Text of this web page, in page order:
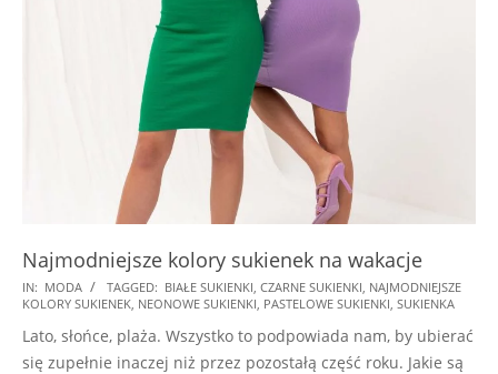
Najmodniejsze kolory sukienek na wakacje
2018-
07-
28
IN: MODA TAGGED: BIAŁE SUKIENKI CZARNE SUKIENKI NAJMODNIEJSZE
KOLORY SUKIENEK NEONOWE SUKIENKI PASTELOWE SUKIENKI SUKIENKA
Lato, słońce, plaża. Wszystko to podpowiada nam, by ubierać
się zupełnie inaczej niż przez pozostałą część roku. Jakie są